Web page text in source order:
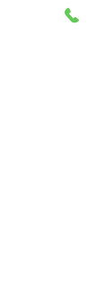
Seiten führen,